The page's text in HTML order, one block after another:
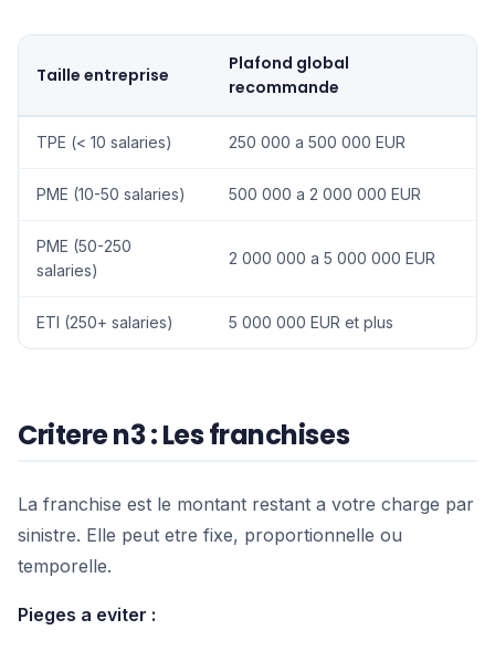
Taille entreprise
Plafond global
recommande
TPE (< 10 salaries) 250 000 a 500 000 EUR
PME (10-50 salaries) 500 000 a 2 000 000 EUR
PME (50-250
salaries)
2 000 000 a 5 000 000 EUR
ETI (250+ salaries) 5 000 000 EUR et plus
Critere n3 : Les franchises
La franchise est le montant restant a votre charge par
sinistre. Elle peut etre fixe, proportionnelle ou
temporelle.
Pieges a eviter :